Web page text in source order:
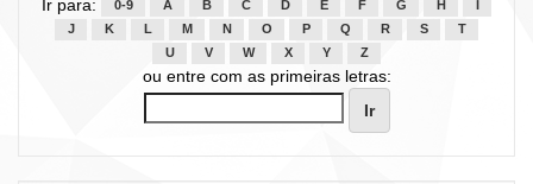
Ir para: 0-9 A B C D E F G H
J
K L M N O P Q R S
T
U
V W X Y Z
ou entre com as primeiras letras: